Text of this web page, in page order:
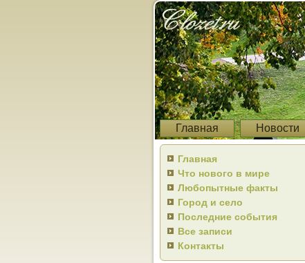
Главная Новости
Главная
Что нового в мире
Любопытные факты
Город и село
Последние события
Все записи
Контакты